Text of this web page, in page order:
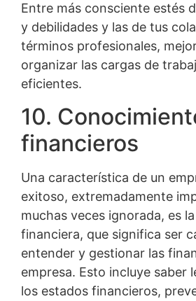
Entre más consciente estés
y debilidades y las de tus
términos profesionales,
organizar las cargas de
eficientes.
10.
financieros
Una característica de un
exitoso, extremadamente
muchas veces ignorada, es
financiera, que significa ser
entender y gestionar las
empresa. Esto incluye saber
los estados financieros,